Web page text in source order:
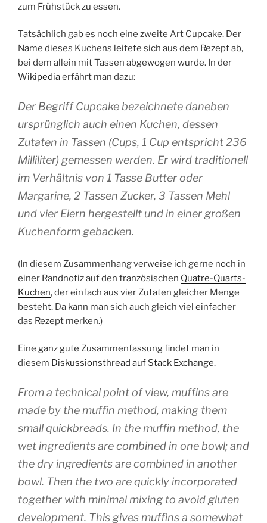
zum Frühstück zu essen.
Tatsächlich gab es noch eine zweite Art Cupcake. Der
Name dieses Kuchens leitete sich aus dem Rezept ab,
bei dem allein mit Tassen abgewogen wurde. In der
Wikipediaerfährt man dazu:
Der Begriff Cupcake bezeichnete daneben
ursprünglich auch einen Kuchen, dessen
Zutaten in Tassen (Cups, 1 Cup entspricht 236
Milliliter) gemessen werden. Er wird traditionell
im Verhältnis von 1 Tasse Butter oder
Margarine, 2 Tassen Zucker, 3 Tassen Mehl
und vier Eiern hergestellt und in einer großen
Kuchenform gebacken.
(In diesem Zusammenhang verweise ich gerne noch in
einer Randnotiz auf den französischen Quatre-Quarts-
Kuchen, der einfach aus vier Zutaten gleicher Menge
besteht. Da kann man sich auch gleich viel einfacher
das Rezept merken.)
Eine ganz gute Zusammenfassung findet man in
diesem Diskussionsthread auf Stack Exchange.
From a technical point of view, muffins are
made by the muffin method, making them
small quickbreads. In the muffin method, the
wet ingredients are combined in one bowl; and
the dry ingredients are combined in another
bowl. Then the two are quickly incorporated
together with minimal mixing to avoid gluten
development. This gives muffins a somewhat